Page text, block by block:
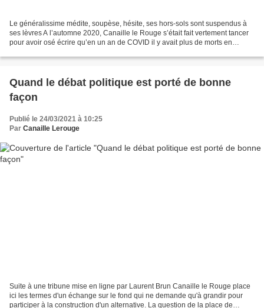
Le généralissime médite, soupèse, hésite, ses hors-sols sont suspendus à
ses lèvres A l’automne 2020, Canaille le Rouge s’était fait vertement tancer
pour avoir osé écrire qu’en un an de COVID il y avait plus de morts en
Quand le débat politique est porté de bonne
façon
Publié le 24/03/2021 à 10:25
Par Canaille Lerouge
Suite à une tribune mise en ligne par Laurent Brun Canaille le Rouge place
ici les termes d'un échange sur le fond qui ne demande qu'à grandir pour
participer à la construction d'un alternative. La question de la place de